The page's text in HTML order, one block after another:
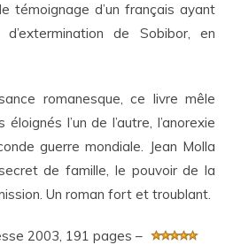
témoignage d’un français ayant
de Sobibor, en
romanesque, ce livre mêle
l’un de l’autre, l’anorexie
guerre mondiale. Jean Molla
de famille, le pouvoir de la
Un roman fort et troublant.
2003, 191 pages –